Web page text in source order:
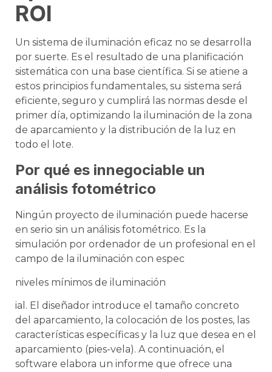
ROI
Un sistema de iluminación eficaz no se desarrolla
por suerte. Es el resultado de una planificación
sistemática con una base científica. Si se atiene a
estos principios fundamentales, su sistema será
eficiente, seguro y cumplirá las normas desde el
primer día, optimizando la iluminación de la zona
de aparcamiento y la distribución de la luz en
todo el lote.
Por qué es innegociable un
análisis fotométrico
Ningún proyecto de iluminación puede hacerse
en serio sin un análisis fotométrico. Es la
simulación por ordenador de un profesional en el
campo de la iluminación con espec
niveles mínimos de iluminación
ial. El diseñador introduce el tamaño concreto
del aparcamiento, la colocación de los postes, las
características específicas y la luz que desea en el
aparcamiento (pies-vela). A continuación, el
software elabora un informe que ofrece una